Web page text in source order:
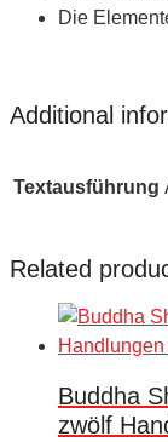
Die
Additional
Textausführung
Related
Buddha
zwölf